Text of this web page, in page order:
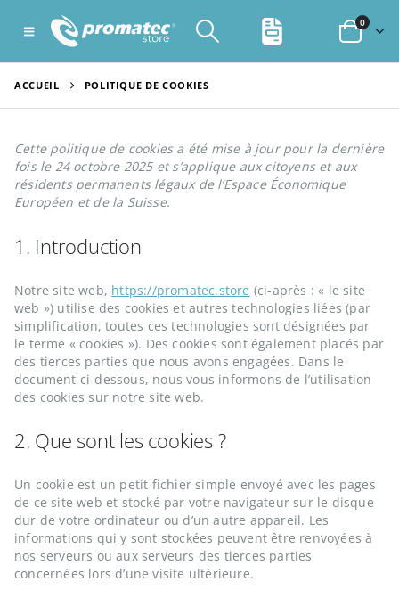
0
ACCUEIL POLITIQUE DE COOKIES
Cette politique de cookies a été mise à jour pour la dernière
fois le 24 octobre 2025 et s’applique aux citoyens et aux
résidents permanents légaux de l’Espace Économique
Européen et de la Suisse.
1. Introduction
Notre site web, https://promatec.store (ci-après : « le site
web ») utilise des cookies et autres technologies liées (par
simplification, toutes ces technologies sont désignées par
le terme « cookies »). Des cookies sont également placés par
des tierces parties que nous avons engagées. Dans le
document ci-dessous, nous vous informons de l’utilisation
des cookies sur notre site web.
2. Que sont les cookies ?
Un cookie est un petit fichier simple envoyé avec les pages
de ce site web et stocké par votre navigateur sur le disque
dur de votre ordinateur ou d’un autre appareil. Les
informations qui y sont stockées peuvent être renvoyées à
nos serveurs ou aux serveurs des tierces parties
concernées lors d’une visite ultérieure.